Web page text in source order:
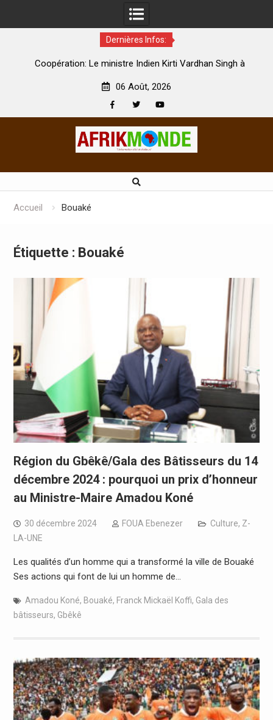
Dernières Infos:
Coopération: Le ministre Indien Kirti Vardhan Singh à
06 Août, 2026
Accueil Bouaké
Étiquette : Bouaké
Région du Gbêkê/Gala des Bâtisseurs du 14
décembre 2024 : pourquoi un prix d’honneur
au Ministre-Maire Amadou Koné
30 décembre 2024 FOUA Ebenezer Culture, Z-
LA-UNE
Les qualités d’un homme qui a transformé la ville de Bouaké
Ses actions qui font de lui un homme de…
Amadou Koné, Bouaké, Franck Mickaël Koffi, Gala des
bâtisseurs, Gbêkê